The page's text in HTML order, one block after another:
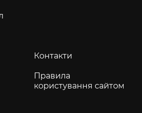
Контакти
Правила
користування сайтом